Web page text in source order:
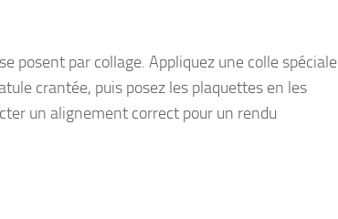
posent par collage. Appliquez une colle spéciale
crantée, puis posez les plaquettes en les
un alignement correct pour un rendu